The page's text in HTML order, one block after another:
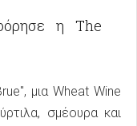
η The
μια Wheat Wine
σμέουρα και